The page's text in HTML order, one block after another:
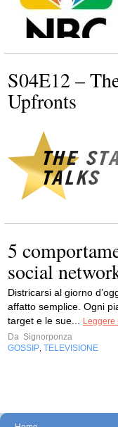
S04E12 –
Upfronts
5
social
Districarsi al giorno
affatto semplice. Ogni
target e le sue...
Leggere
Da Signorponza
GOSSIP TELEVISIONE